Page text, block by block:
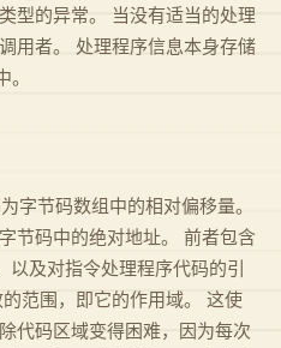
型的异常。 当没有适当的处理
用者。 处理程序信息本身存储
字节码数组中的相对偏移量。
节码中的绝对地址。 前者包含
以及对指令处理程序代码的引
范围，即它的作用域。 这使
代码区域变得困难，因为每次